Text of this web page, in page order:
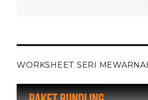
WORKSHEET SERI MEWARNAI